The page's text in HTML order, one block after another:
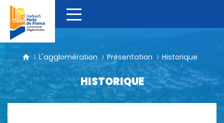
L'agglomération Présentation Historique
HISTORIQUE